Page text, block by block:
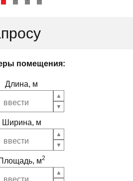
помещения:
Длина, м
Ширина, м
м2